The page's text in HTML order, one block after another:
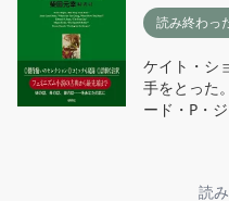
読み終わっ
ケイト・シ
手をとった
ード・P・
読